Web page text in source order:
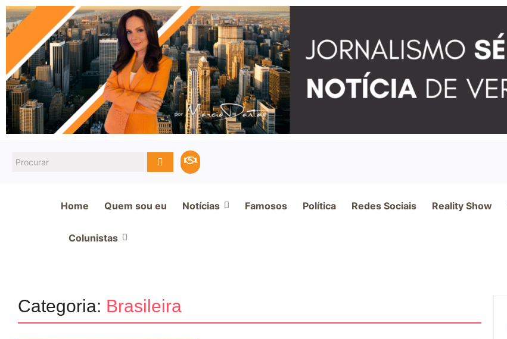
Home Quem sou eu Notícias Famosos Política Redes Sociais Reality Show
Colunistas
Categoria: Brasileira